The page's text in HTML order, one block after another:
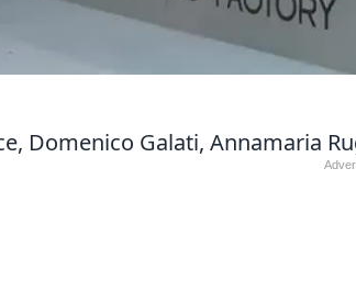
Domenico Galati, Annamaria